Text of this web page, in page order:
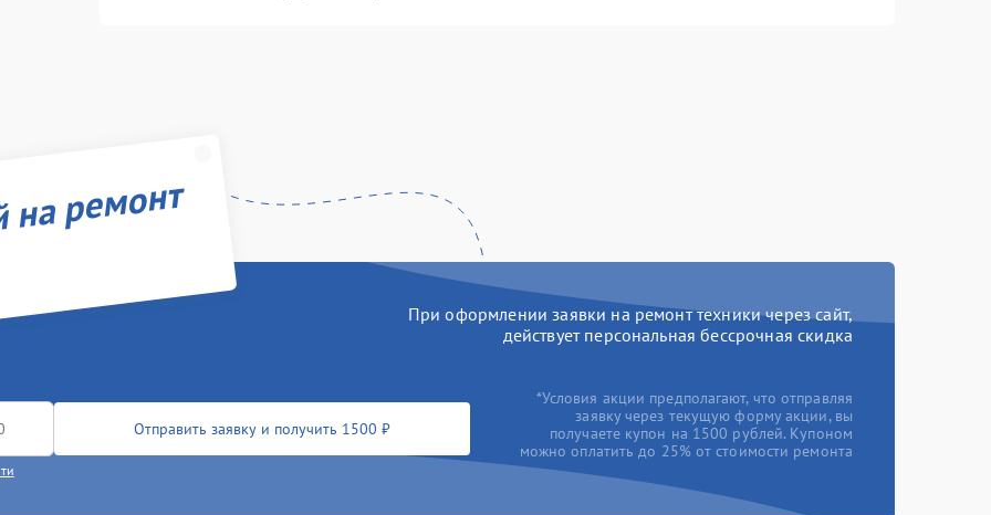
ремонт
При оформлении заявки на ремонт техники через сайт,
действует персональная бессрочная скидка
Отправить заявку и получить 1500 ₽
*Условия акции предполагают, что отправляя
заявку через текущую форму акции, вы
получаете купон на 1500 рублей. Купоном
можно оплатить до 25% от стоимости ремонта